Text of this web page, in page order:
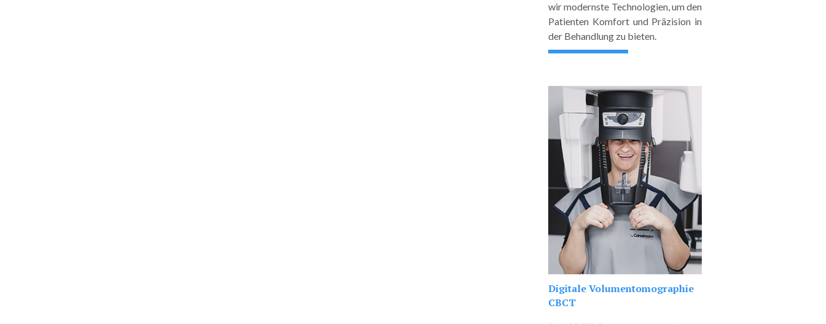
wir modernste Technologien, um den
Patienten Komfort und Präzision in
der Behandlung zu bieten.
Digitale Volumentomographie
CBCT